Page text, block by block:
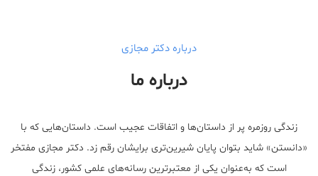
درباره دکتر مجازی
درباره ما
زندگی روزمره پر از داستان‌ها و اتفاقات عجیب است. داستان‌هایی که با
«دانستن» شاید بتوان پایان شیرین‌تری برایشان رقم زد. دکتر مجازی مفتخر
است که به‌عنوان یکی از معتبر‌ترین رسانه‌های علمی کشور، زندگی